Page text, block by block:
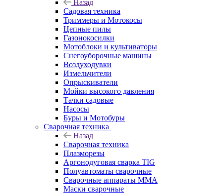
Назад
Садовая техника
Триммеры и Мотокосы
Цепные пилы
Газонокосилки
Мотоблоки и культиваторы
Снегоуборочные машины
Воздуходувки
Измельчители
Опрыскиватели
Мойки высокого давления
Тачки садовые
Насосы
Буры и Мотобуры
Сварочная техника
Назад
Сварочная техника
Плазморезы
Аргонодуговая сварка TIG
Полуавтоматы сварочные
Сварочные аппараты ММА
Маски сварочные